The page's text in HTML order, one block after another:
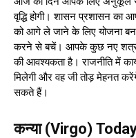
वृद्धि होगी। शासन प्रशासन का
को आगे ले जाने के लिए योजना
करने से बचें। आपके कुछ नए शत्रु
की आवश्यकता है। राजनीति में
मिलेगी और वह जी तोड़ मेहनत
सकते हैं।
कन्या (Virgo)